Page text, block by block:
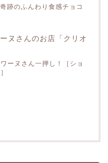
跡のふんわり食感チョコ
ヌさんのお店「クリオ
ーヌさん一押し！［ショ